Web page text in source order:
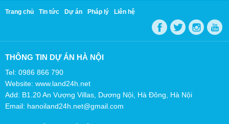
Trang chủ Tin tức Dự án Pháp lý Liên hệ
THÔNG TIN DỰ ÁN HÀ NỘI
Tel: 0986 866 790
Website: www.land24h.net
Add: B1.20 An Vượng Villas, Dương Nội, Hà Đông, Hà Nội
Email: hanoiland24h.net@gmail.com